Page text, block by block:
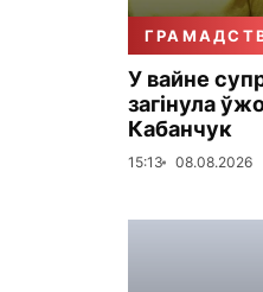
У вайне
загінула
Кабанчук
15:13 08.08.2026